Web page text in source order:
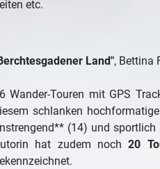
etc.
Land", Bettina
Wander-Touren mit GPS
schlanken
(14) und
hat zudem noch20